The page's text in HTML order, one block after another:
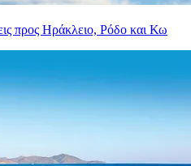
προς Ηράκλειο, Ρόδο και Κω